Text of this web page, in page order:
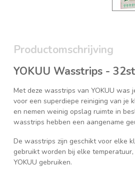
Productomschrijving
YOKUU Wasstrips - 32st
Met deze wasstrips van YOKUU was
voor een superdiepe reiniging van je
en nemen weinig opslag ruimte in
wasstrips hebben een aangename
De wasstrips zijn geschikt voor elke
gebruikt worden bij elke
YOKUU gebruiken.